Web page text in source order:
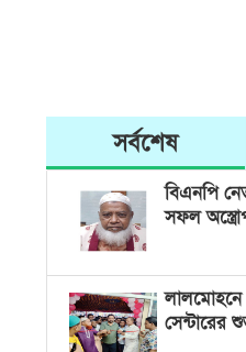
সর্বশেষ
বিএনপি
সফল
লালমোহনে
সেন্টারের